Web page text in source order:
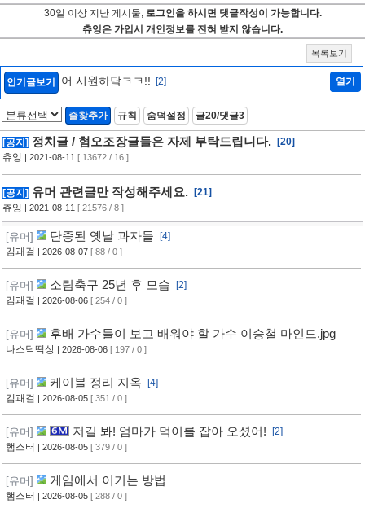
30일 이상 지난 게시물, 로그인을 하시면 댓글작성이 가능합니다.
츄잉은 가입시 개인정보를 전혀 받지 않습니다.
목록보기
인기글보기 어 시원하닼ㅋㅋ!! [2] 열기
즐찾추가 규칙 숨덕설정 글20/댓글3
[공지] 정치글 / 혐오조장글들은 자제 부탁드립니다.
[20]
츄잉 | 2021-08-11 [ 13672 / 16 ]
[공지] 유머 관련글만 작성해주세요.
[21]
츄잉 | 2021-08-11 [ 21576 / 8 ]
[유머] 단종된 옛날 과자들
[4]
김괘걸
| 2026-08-07 [ 88 / 0 ]
[유머] 소림축구 25년 후 모습
[2]
김괘걸
| 2026-08-06 [ 254 / 0 ]
[유머] 후배 가수들이 보고 배워야 할 가수 이승철 마인드.jpg
나스닥떡상 | 2026-08-06 [ 197 / 0 ]
[유머] 케이블 정리 지옥
[4]
김괘걸
| 2026-08-05 [ 351 / 0 ]
[유머] 저길 봐! 엄마가 먹이를 잡아 오셨어!
[2]
햄스터
| 2026-08-05 [ 379 / 0 ]
[유머] 게임에서 이기는 방법
햄스터 | 2026-08-05 [ 288 / 0 ]